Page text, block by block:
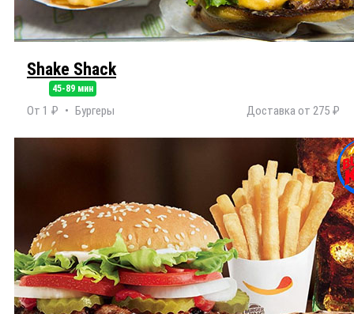
Shake Shack
45-89 мин
От 1 ₽ Бургеры Доставка от 275 ₽